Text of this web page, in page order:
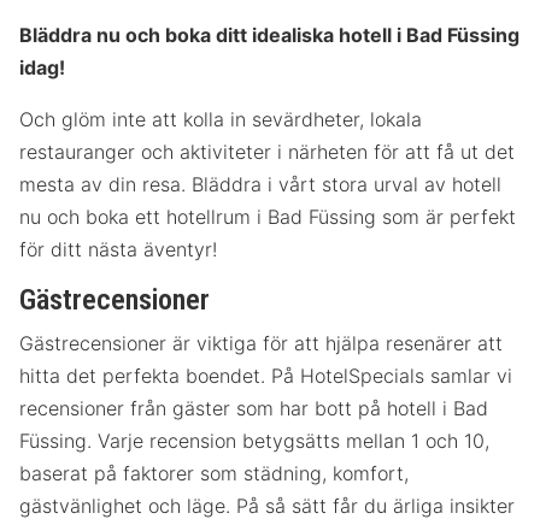
Bläddra nu och boka ditt idealiska hotell i Bad Füssing
idag!
Och glöm inte att kolla in sevärdheter, lokala
restauranger och aktiviteter i närheten för att få ut det
mesta av din resa. Bläddra i vårt stora urval av hotell
nu och boka ett hotellrum i Bad Füssing som är perfekt
för ditt nästa äventyr!
Gästrecensioner
Gästrecensioner är viktiga för att hjälpa resenärer att
hitta det perfekta boendet. På HotelSpecials samlar vi
recensioner från gäster som har bott på hotell i Bad
Füssing. Varje recension betygsätts mellan 1 och 10,
baserat på faktorer som städning, komfort,
gästvänlighet och läge. På så sätt får du ärliga insikter